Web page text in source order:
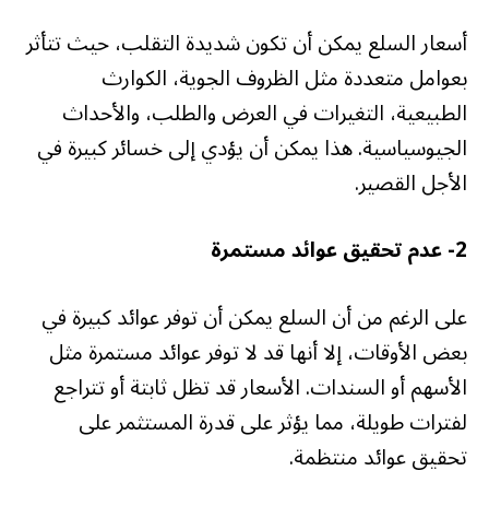
أسعار السلع يمكن أن تكون شديدة التقلب، حيث تتأثر
بعوامل متعددة مثل الظروف الجوية، الكوارث
الطبيعية، التغيرات في العرض والطلب، والأحداث
الجيوسياسية. هذا يمكن أن يؤدي إلى خسائر كبيرة في
الأجل القصير.
2- عدم تحقيق عوائد مستمرة
على الرغم من أن السلع يمكن أن توفر عوائد كبيرة في
بعض الأوقات، إلا أنها قد لا توفر عوائد مستمرة مثل
الأسهم أو السندات. الأسعار قد تظل ثابتة أو تتراجع
لفترات طويلة، مما يؤثر على قدرة المستثمر على
تحقيق عوائد منتظمة.